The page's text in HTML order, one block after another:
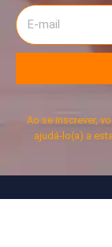
Ao se inscrever,
ajudá-lo(a) a